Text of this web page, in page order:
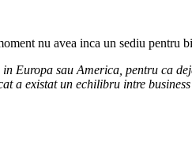
nu avea inca un sediu pentru
Europa sau America, pentru ca
a existat un echilibru intre